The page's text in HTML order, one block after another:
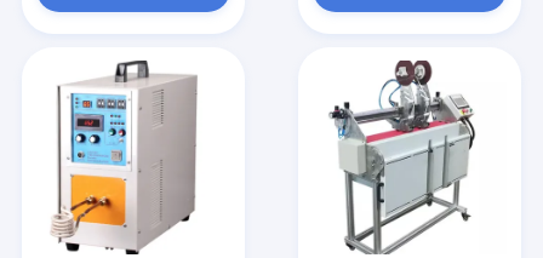
Berita
Kasus
Laser cutting mesin